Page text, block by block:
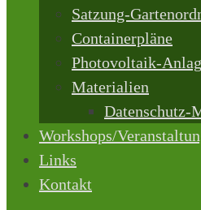
Satzung-
Containerpläne
Photovoltaik-
Materialien
Datenschutz-
Workshops/
Links
Kontakt